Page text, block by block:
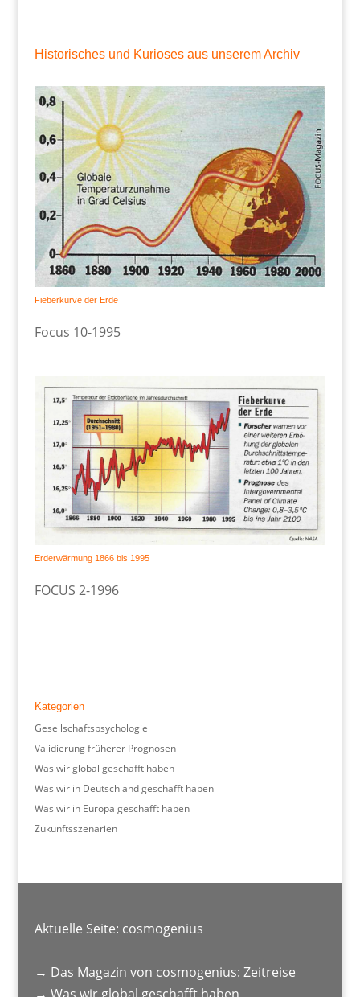
Historisches und Kurioses aus unserem Archiv
Fieberkurve der Erde
Focus 10-1995
Erderwärmung 1866 bis 1995
FOCUS 2-1996
Kategorien
Gesellschaftspsychologie
Validierung früherer Prognosen
Was wir global geschafft haben
Was wir in Deutschland geschafft haben
Was wir in Europa geschafft haben
Zukunftsszenarien
Aktuelle Seite: cosmogenius
→ Das Magazin von cosmogenius: Zeitreise